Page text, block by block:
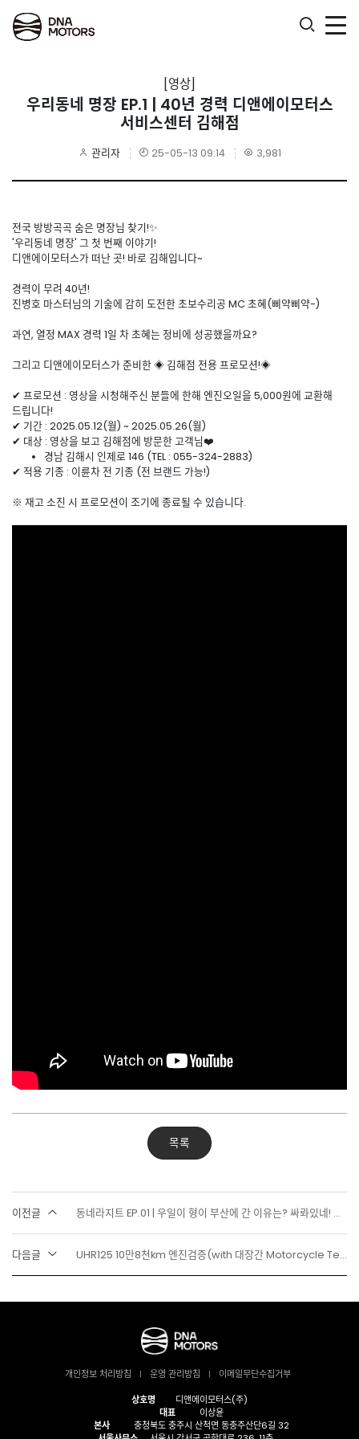
[영상]
우리동네 명장 EP.1 | 40년 경력 디앤에이모터스
서비스센터 김해점
관리자 25-05-13 09:14 3,981
전국 방방곡곡 숨은 명장님 찾기!✨
'우리동네 명장' 그 첫 번째 이야기!
디앤에이모터스가 떠난 곳! 바로 김해입니다~
경력이 무려 40년!
진병호 마스터님의 기술에 감히 도전한 초보수리공 MC 초혜(삐약삐약-)
과연, 열정 MAX 경력 1일 차 초혜는 정비에 성공했을까요?
그리고 디앤에이모터스가 준비한 ◈ 김해점 전용 프로모션!◈
✔ 프로모션 : 영상을 시청해주신 분들에 한해 엔진오일을 5,000원에 교환해
드립니다!
✔ 기간 : 2025.05.12(월) ~ 2025.05.26(월)
✔ 대상 : 영상을 보고 김해점에 방문한 고객님❤️
경남 김해시 인제로 146 (TEL : 055-324-2883)
✔ 적용 기종 : 이륜차 전 기종 (전 브랜드 가능!)
※ 재고 소진 시 프로모션이 조기에 종료될 수 있습니다.
목록
이전글 동네라지트 EP.01 | 우일이 형이 부산에 간 이유는? 싸롸있네! 부산 라이더 모임
다음글 UHR125 10만8천km 엔진검증(with 대장간 Motorcycle Tech)
개인정보 처리방침 운영 관리방침
이메일무단수집거부
상호명
디앤에이모터스(주)
대표
이상윤
본사
충청북도 충주시 산척면 동충주산단6길 32